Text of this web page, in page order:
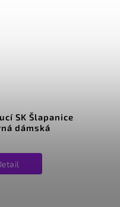
SK Šlapanice
dámská